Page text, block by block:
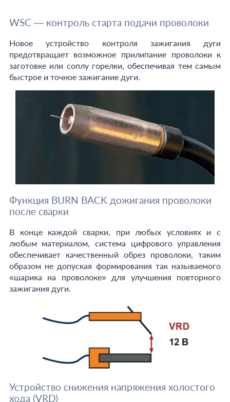
WSC — контроль старта подачи проволоки
Новое устройство контроля зажигания дуги
предотвращает возможное прилипание проволоки к
заготовке или соплу горелки, обеспечивая тем самым
быстрое и точное зажигание дуги.
Функция BURN BACK дожигания проволоки
после сварки
В конце каждой сварки, при любых условиях и с
любым материалом, система цифрового управления
обеспечивает качественный обрез проволоки, таким
образом не допуская формирования так называемого
«шарика на проволоке» для улучшения повторного
зажигания дуги.
Устройство снижения напряжения холостого
хода (VRD)